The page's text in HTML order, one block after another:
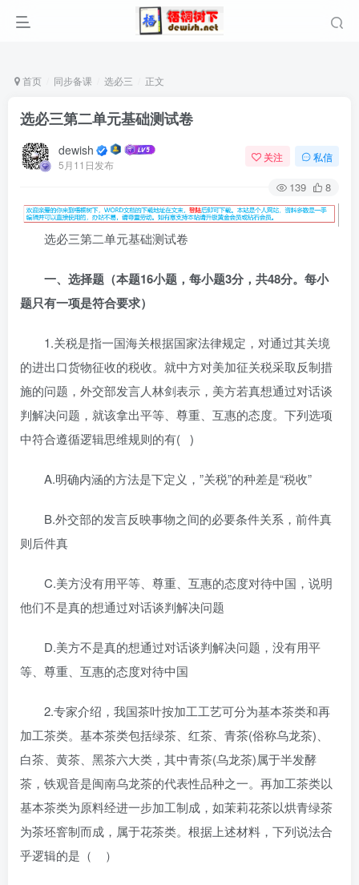
首页 同步备课 选必三 正文
选必三第二单元基础测试卷
dewish
5月11日发布
关注 私信
139 8
选必三第二单元基础测试卷
一、选择题（本题16小题，每小题3分，共48分。每小
题只有一项是符合要求）
1.关税是指一国海关根据国家法律规定，对通过其关境
的进出口货物征收的税收。就中方对美加征关税采取反制措
施的问题，外交部发言人林剑表示，美方若真想通过对话谈
判解决问题，就该拿出平等、尊重、互惠的态度。下列选项
中符合遵循逻辑思维规则的有( )
A.明确内涵的方法是下定义，”关税”的种差是“税收”
B.外交部的发言反映事物之间的必要条件关系，前件真
则后件真
C.美方没有用平等、尊重、互惠的态度对待中国，说明
他们不是真的想通过对话谈判解决问题
D.美方不是真的想通过对话谈判解决问题，没有用平
等、尊重、互惠的态度对待中国
2.专家介绍，我国茶叶按加工工艺可分为基本茶类和再
加工茶类。基本茶类包括绿茶、红茶、青茶(俗称乌龙茶)、
白茶、黄茶、黑茶六大类，其中青茶(乌龙茶)属于半发酵
茶，铁观音是闽南乌龙茶的代表性品种之一。再加工茶类以
基本茶类为原料经进一步加工制成，如茉莉花茶以烘青绿茶
为茶坯窨制而成，属于花茶类。根据上述材料，下列说法合
乎逻辑的是（ ）